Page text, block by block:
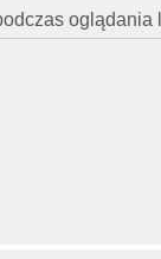
oglądania